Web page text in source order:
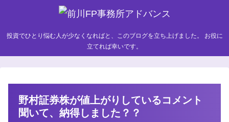
投資でひとり悩む人が少なくなればと、このブログを立ち上げました。 お役に
立てれば幸いです。
野村証券株が値上がりしているコメント
聞いて、納得しました？？